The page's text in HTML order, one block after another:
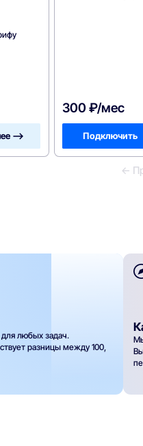
—>
300 ₽/мес
Подключить
←
для любых задач.
разницы между 100,